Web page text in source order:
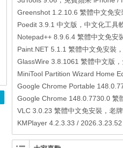
Poedit 3.9.1 中文版，中文化工具